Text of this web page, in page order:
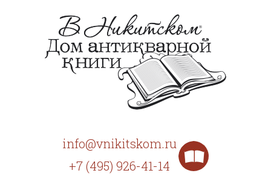
info@vnikitskom.ru
+7 (495) 926-41-14